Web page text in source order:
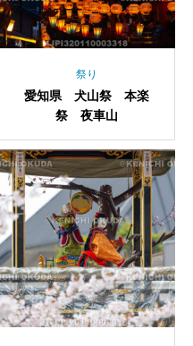
祭り
愛知県 犬山祭 本楽
祭 夜車山